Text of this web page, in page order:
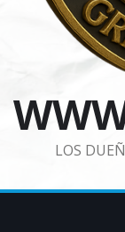
LOS